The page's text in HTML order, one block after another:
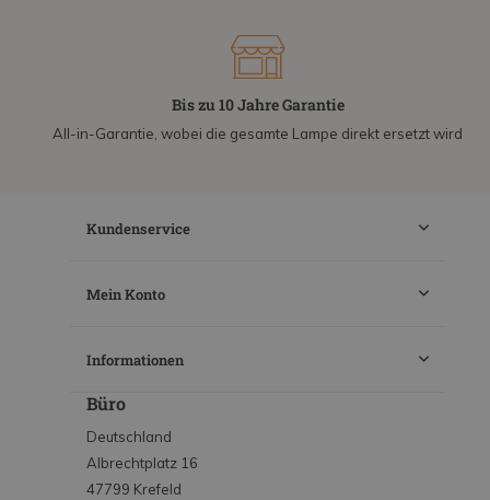
Bis zu 10 Jahre Garantie
All-in-Garantie, wobei die gesamte Lampe direkt ersetzt wird
Kundenservice
Mein Konto
Informationen
Büro
Deutschland
Albrechtplatz 16
47799 Krefeld